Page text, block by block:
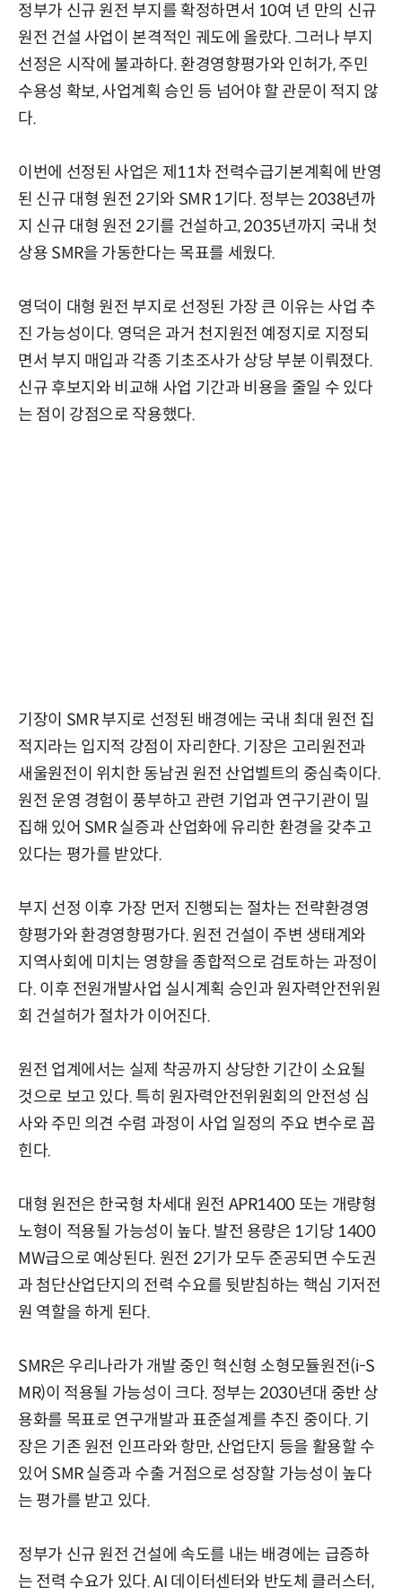
정부가 신규 원전 부지를 확정하면서 10여 년 만의 신규
원전 건설 사업이 본격적인 궤도에 올랐다. 그러나 부지
선정은 시작에 불과하다. 환경영향평가와 인허가, 주민
수용성 확보, 사업계획 승인 등 넘어야 할 관문이 적지 않
다.
이번에 선정된 사업은 제11차 전력수급기본계획에 반영
된 신규 대형 원전 2기와 SMR 1기다. 정부는 2038년까
지 신규 대형 원전 2기를 건설하고, 2035년까지 국내 첫
상용 SMR을 가동한다는 목표를 세웠다.
영덕이 대형 원전 부지로 선정된 가장 큰 이유는 사업 추
진 가능성이다. 영덕은 과거 천지원전 예정지로 지정되
면서 부지 매입과 각종 기초조사가 상당 부분 이뤄졌다.
신규 후보지와 비교해 사업 기간과 비용을 줄일 수 있다
는 점이 강점으로 작용했다.
기장이 SMR 부지로 선정된 배경에는 국내 최대 원전 집
적지라는 입지적 강점이 자리한다. 기장은 고리원전과
새울원전이 위치한 동남권 원전 산업벨트의 중심축이다.
원전 운영 경험이 풍부하고 관련 기업과 연구기관이 밀
집해 있어 SMR 실증과 산업화에 유리한 환경을 갖추고
있다는 평가를 받았다.
부지 선정 이후 가장 먼저 진행되는 절차는 전략환경영
향평가와 환경영향평가다. 원전 건설이 주변 생태계와
지역사회에 미치는 영향을 종합적으로 검토하는 과정이
다. 이후 전원개발사업 실시계획 승인과 원자력안전위원
회 건설허가 절차가 이어진다.
원전 업계에서는 실제 착공까지 상당한 기간이 소요될
것으로 보고 있다. 특히 원자력안전위원회의 안전성 심
사와 주민 의견 수렴 과정이 사업 일정의 주요 변수로 꼽
힌다.
대형 원전은 한국형 차세대 원전 APR1400 또는 개량형
노형이 적용될 가능성이 높다. 발전 용량은 1기당 1400
MW급으로 예상된다. 원전 2기가 모두 준공되면 수도권
과 첨단산업단지의 전력 수요를 뒷받침하는 핵심 기저전
원 역할을 하게 된다.
SMR은 우리나라가 개발 중인 혁신형 소형모듈원전(i-S
MR)이 적용될 가능성이 크다. 정부는 2030년대 중반 상
용화를 목표로 연구개발과 표준설계를 추진 중이다. 기
장은 기존 원전 인프라와 항만, 산업단지 등을 활용할 수
있어 SMR 실증과 수출 거점으로 성장할 가능성이 높다
는 평가를 받고 있다.
정부가 신규 원전 건설에 속도를 내는 배경에는 급증하
는 전력 수요가 있다. AI 데이터센터와 반도체 클러스터,